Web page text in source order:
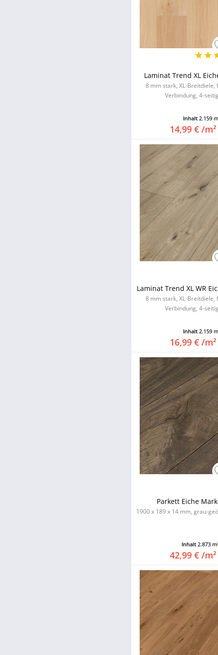
Laminat Trend XL
8 mm stark, XL-
Verbindung, 4-
Inhalt2.159
14,99 € /m²
Laminat Trend XL WR
8 mm stark, XL-
Verbindung, 4-
Inhalt2.159
16,99 € /m²
Parkett Eiche
1900 x 189 x 14 mm, grau-
Inhalt2.873
42,99 € /m²